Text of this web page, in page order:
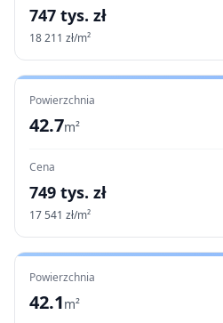
747 tys. zł
18 211 zł/m²
Powierzchnia
42.7m²
Cena
749 tys. zł
17 541 zł/m²
Powierzchnia
42.1m²